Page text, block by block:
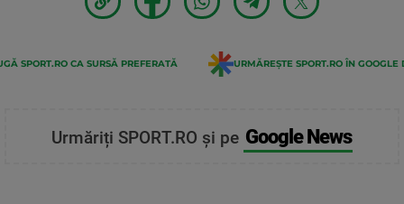
SPORT.RO CA SURSĂ PREFERATĂ URMĂREȘTE SPORT.RO ÎN GOOGLE
Urmăriți SPORT.RO și pe Google News